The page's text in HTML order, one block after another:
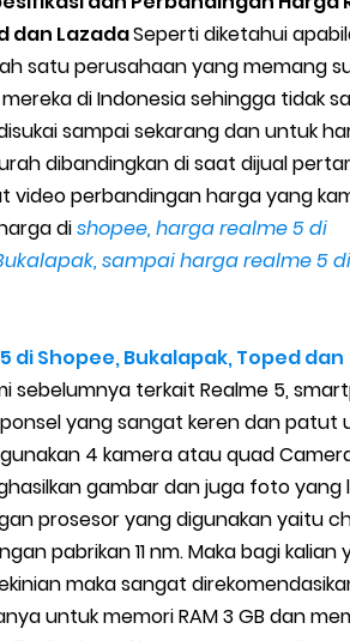
dan Mobil 2023
dan Upgrade
Shopeepay
Resi Gosend
Tanpa Potongan
dan Jam Operasionalnya
Gangguan
Panduan Lengkap DNS Server
Cara Kerja, Manfaat, Contoh
ENHYPEN di Jakarta: Tips War Tiket,
dan LazadaSeperti diketahui
satu perusahaan yang memang
di Indonesia sehingga tidak
sampai sekarang dan untuk
dibandingkan di saat dijual
video perbandingan harga yang
dishopee, harga realme 5 di
sampai harga realme 5 di
di Shopee, Bukalapak, Toped dan
sebelumnya terkait Realme 5,
yang sangat keren dan patut
4 kamera atau quad
gambar dan juga foto yang
prosesor yang digunakan yaitu
pabrikan 11 nm. Maka bagi kalian
maka sangat
untuk memori RAM 3 GB dan